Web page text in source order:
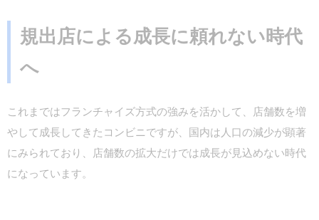
規出店による成長に頼れない時代
へ
これまではフランチャイズ方式の強みを活かして、店舗数を増
やして成長してきたコンビニですが、国内は人口の減少が顕著
にみられており、店舗数の拡大だけでは成長が見込めない時代
になっています。